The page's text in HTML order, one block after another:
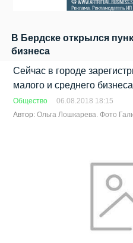
В Бердске открылся
бизнеса
Сейчас в городе
малого и среднего бизнеса
Общество
06.08.2018 18:15
Автор:Ольга Лошкарева. Фото